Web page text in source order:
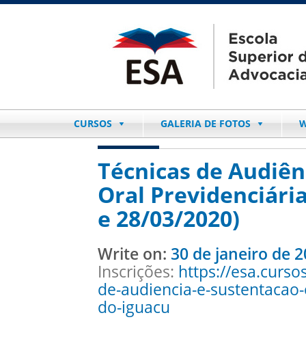
CURSOS GALERIA DE FOTOS
Técnicas de
Oral
e 28/03/2020)
Write on: 30 de janeiro de
Inscrições: https://
de-audiencia-e-
do-iguacu